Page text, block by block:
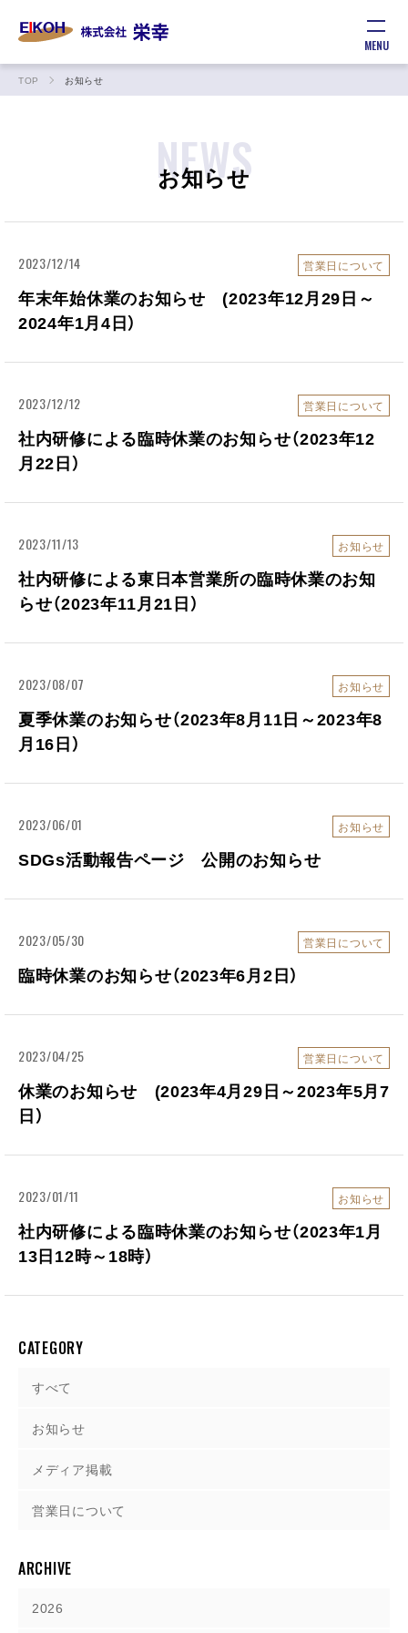
MENU
TOP お知らせ
NEWS
お知らせ
2023/12/14 営業日について
年末年始休業のお知らせ (2023年12月29日～
2024年1月4日）
2023/12/12 営業日について
社内研修による臨時休業のお知らせ（2023年12
月22日）
2023/11/13 お知らせ
社内研修による東日本営業所の臨時休業のお知
らせ（2023年11月21日）
2023/08/07 お知らせ
夏季休業のお知らせ（2023年8月11日～2023年8
月16日）
2023/06/01 お知らせ
SDGs活動報告ページ 公開のお知らせ
2023/05/30 営業日について
臨時休業のお知らせ（2023年6月2日）
2023/04/25 営業日について
休業のお知らせ (2023年4月29日～2023年5月7
日）
2023/01/11 お知らせ
社内研修による臨時休業のお知らせ（2023年1月
13日12時～18時）
CATEGORY
すべて
お知らせ
メディア掲載
営業日について
ARCHIVE
2026